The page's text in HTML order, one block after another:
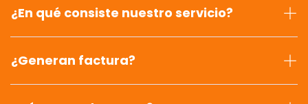
¿En qué consiste nuestro servicio?
¿Generan factura?